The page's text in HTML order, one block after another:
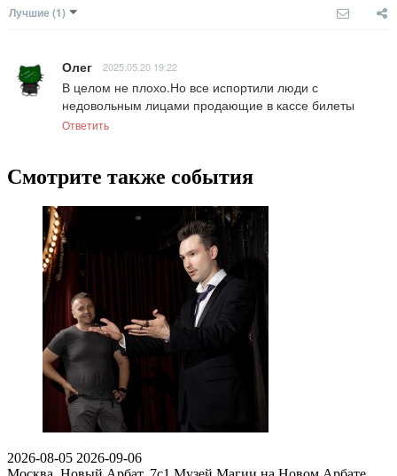
Лучшие (1)
Олег 2025.05.20 19:22
В целом не плохо.Но все испортили люди с
недовольным лицами продающие в кассе билеты
Ответить
Смотрите также события
2026-08-05 2026-09-06